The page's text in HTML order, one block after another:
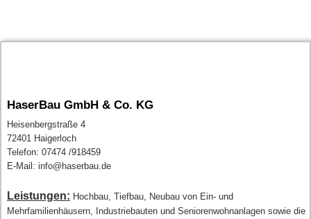
HaserBau GmbH & Co. KG
Heisenbergstraße 4
72401 Haigerloch
Telefon: 07474 /918459
E-Mail: info@haserbau.de
Leistungen: Hochbau, Tiefbau, Neubau von Ein- und
Mehrfamilienhäusern, Industriebauten und Seniorenwohnanlagen sowie die